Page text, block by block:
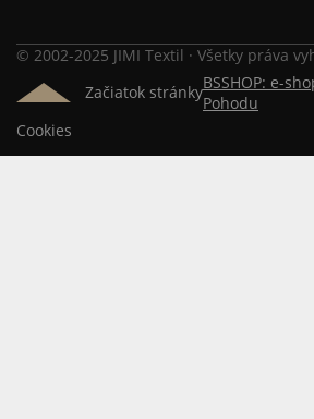
© 2002-2025 JIMI Textil · Všetky práva
Začiatok stránkyBSSHOP: e-
Pohodu
Cookies